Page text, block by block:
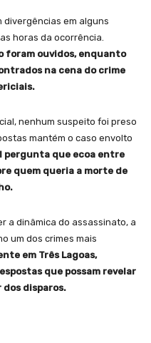
divergências em alguns
horas da ocorrência.
foram ouvidos, enquanto
na cena do crime
nenhum suspeito foi preso
mantém o caso envolto
pergunta que ecoa entre
quem queria a morte de
a dinâmica do assassinato, a
um dos crimes mais
em Três Lagoas,
que possam revelar
disparos.